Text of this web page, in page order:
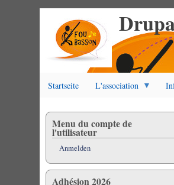
Startseite L'association
Menu du compte de
l'utilisateur
Anmelden
Adhésion 2026